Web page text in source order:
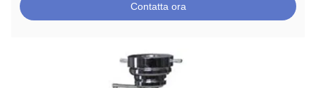
Contatta ora